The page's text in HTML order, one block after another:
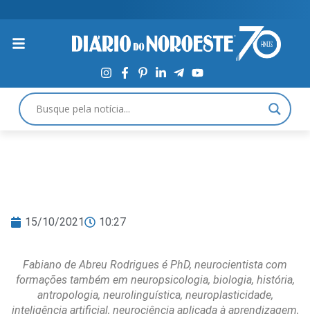
15/10/2021 10:27
Fabiano de Abreu Rodrigues é PhD, neurocientista com
formações também em neuropsicologia, biologia, história,
antropologia, neurolinguística, neuroplasticidade,
inteligência artificial, neurociência aplicada à aprendizagem,